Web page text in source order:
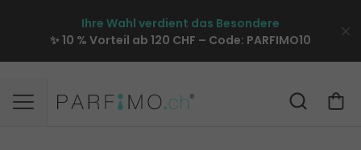
Ihre Wahl verdient das Besondere
✨ 10 % Vorteil ab 120 CHF – Code: PARFIMO10